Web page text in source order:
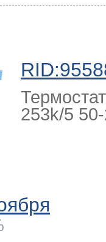
253k/5